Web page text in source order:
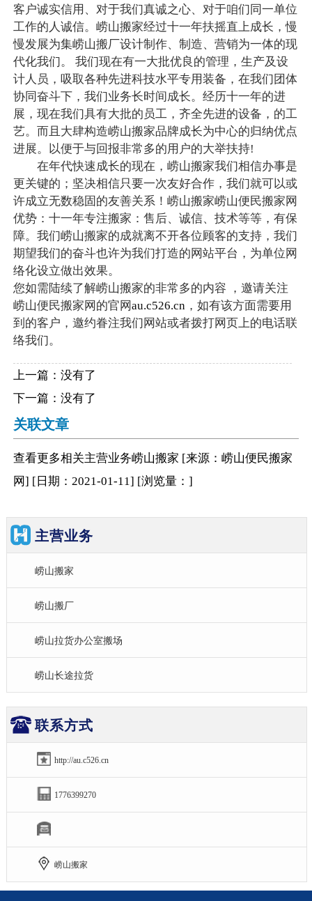
客户诚实信用、对于我们真诚之心、对于咱们同一单位
工作的人诚信。崂山搬家经过十一年扶摇直上成长，慢
慢发展为集崂山搬厂设计制作、制造、营销为一体的现
代化我们。 我们现在有一大批优良的管理，生产及设
计人员，吸取各种先进科技水平专用装备，在我们团体
协同奋斗下，我们业务长时间成长。经历十一年的进
展，现在我们具有大批的员工，齐全先进的设备，的工
艺。而且大肆构造崂山搬家品牌成长为中心的归纳优点
进展。以便于与回报非常多的用户的大举扶持!
在年代快速成长的现在，崂山搬家我们相信办事是
更关键的；坚决相信只要一次友好合作，我们就可以或
许成立无数稳固的友善关系！崂山搬家崂山便民搬家网
优势：十一年专注搬家：售后、诚信、技术等等，有保
障。我们崂山搬家的成就离不开各位顾客的支持，我们
期望我们的奋斗也许为我们打造的网站平台，为单位网
络化设立做出效果。
您如需陆续了解崂山搬家的非常多的内容 ，邀请关注
崂山便民搬家网的官网au.c526.cn，如有该方面需要用
到的客户，邀约眷注我们网站或者拨打网页上的电话联
络我们。
上一篇：没有了
下一篇：没有了
关联文章
查看更多相关主营业务崂山搬家 [来源：崂山便民搬家
网] [日期：2021-01-11] [浏览量： ]
主营业务
崂山搬家
崂山搬厂
崂山拉货办公室搬场
崂山长途拉货
联系方式
http://au.c526.cn
1776399270
崂山搬家